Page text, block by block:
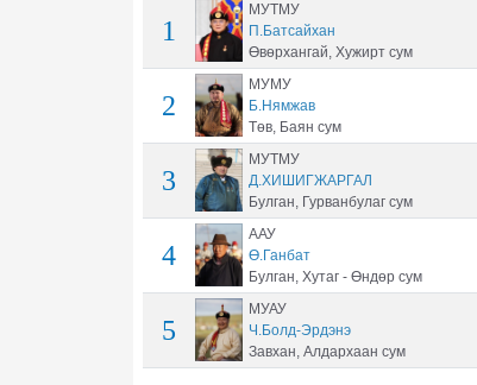
1
МУТМУ
П.Батсайхан
Өвөрхангай, Хужирт сум
2
МУМУ
Б.Нямжав
Төв, Баян сум
3
МУТМУ
Д.ХИШИГЖАРГАЛ
Булган, Гурванбулаг сум
4
ААУ
Ө.Ганбат
Булган, Хутаг - Өндөр сум
5
МУАУ
Ч.Болд-Эрдэнэ
Завхан, Алдархаан сум